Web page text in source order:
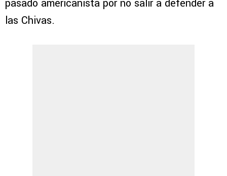
pasado americanista por no salir a defender a
las Chivas.